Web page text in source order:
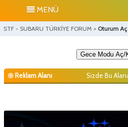
MENÜ
STF - SUBARU TÜRKİYE FORUM > Oturum Aç
Gece Modu Aç/
Reklam Alanı Sizde Bu